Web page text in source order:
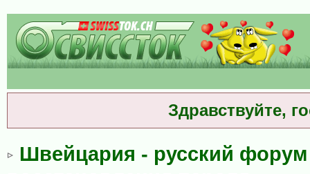
Здравствуйте,
Швейцария - русский